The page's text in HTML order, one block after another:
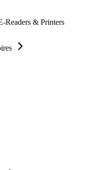
Readers & Printers